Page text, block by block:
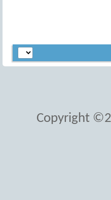
Copyright